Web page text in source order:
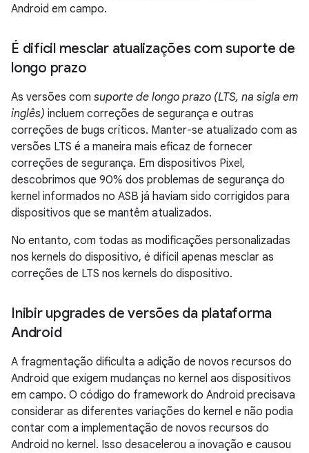
Android em campo.
É difícil mesclar atualizações com suporte de
longo prazo
As versões com suporte de longo prazo (LTS, na sigla em
inglês) incluem correções de segurança e outras
correções de bugs críticos. Manter-se atualizado com as
versões LTS é a maneira mais eficaz de fornecer
correções de segurança. Em dispositivos Pixel,
descobrimos que 90% dos problemas de segurança do
kernel informados no ASB já haviam sido corrigidos para
dispositivos que se mantêm atualizados.
No entanto, com todas as modificações personalizadas
nos kernels do dispositivo, é difícil apenas mesclar as
correções de LTS nos kernels do dispositivo.
Inibir upgrades de versões da plataforma
Android
A fragmentação dificulta a adição de novos recursos do
Android que exigem mudanças no kernel aos dispositivos
em campo. O código do framework do Android precisava
considerar as diferentes variações do kernel e não podia
contar com a implementação de novos recursos do
Android no kernel. Isso desacelerou a inovação e causou